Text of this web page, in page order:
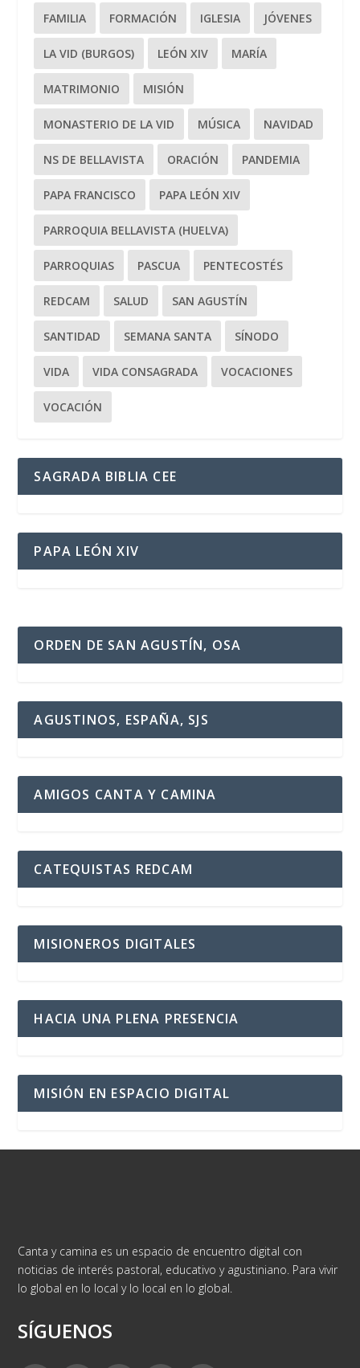
FAMILIA FORMACIÓN IGLESIA JÓVENES
LA VID (BURGOS) LEÓN XIV MARÍA
MATRIMONIO MISIÓN
MONASTERIO DE LA VID MÚSICA NAVIDAD
NS DE BELLAVISTA ORACIÓN PANDEMIA
PAPA FRANCISCO PAPA LEÓN XIV
PARROQUIA BELLAVISTA (HUELVA)
PARROQUIAS PASCUA PENTECOSTÉS
REDCAM SALUD SAN AGUSTÍN
SANTIDAD SEMANA SANTA SÍNODO
VIDA VIDA CONSAGRADA VOCACIONES
VOCACIÓN
SAGRADA BIBLIA CEE
PAPA LEÓN XIV
ORDEN DE SAN AGUSTÍN, OSA
AGUSTINOS, ESPAÑA, SJS
AMIGOS CANTA Y CAMINA
CATEQUISTAS REDCAM
MISIONEROS DIGITALES
HACIA UNA PLENA PRESENCIA
MISIÓN EN ESPACIO DIGITAL
Canta y camina es un espacio de encuentro digital con
noticias de interés pastoral, educativo y agustiniano. Para vivir
lo global en lo local y lo local en lo global.
SÍGUENOS